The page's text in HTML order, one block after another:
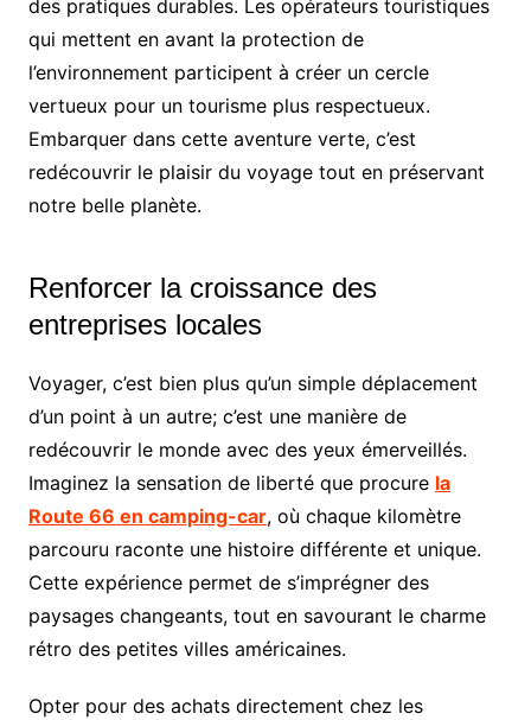
des pratiques durables. Les opérateurs touristiques
qui mettent en avant la protection de
l’environnement participent à créer un cercle
vertueux pour un tourisme plus respectueux.
Embarquer dans cette aventure verte, c’est
redécouvrir le plaisir du voyage tout en préservant
notre belle planète.
Renforcer la croissance des
entreprises locales
Voyager, c’est bien plus qu’un simple déplacement
d’un point à un autre; c’est une manière de
redécouvrir le monde avec des yeux émerveillés.
Imaginez la sensation de liberté que procure la
Route 66 en camping-car, où chaque kilomètre
parcouru raconte une histoire différente et unique.
Cette expérience permet de s’imprégner des
paysages changeants, tout en savourant le charme
rétro des petites villes américaines.
Opter pour des achats directement chez les